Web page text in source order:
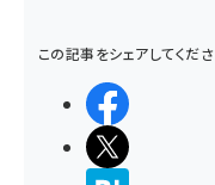
この記事をシェアしてくだ